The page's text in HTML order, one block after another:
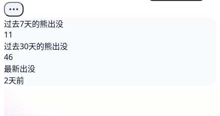
过去7天的熊出没
11
过去30天的熊出没
46
最新出没
2天前